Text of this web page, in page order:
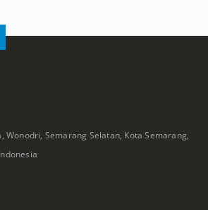
Wonodri, Semarang Selatan, Kota Semarang,